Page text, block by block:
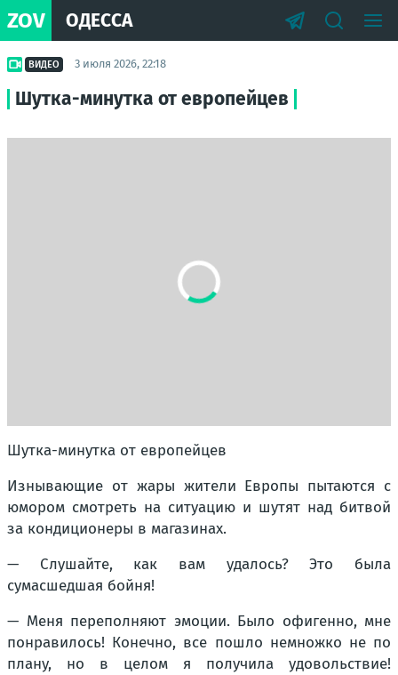
ZOV ОДЕССА
ВИДЕО 3 июля 2026, 22:18
Шутка-минутка от европейцев
Шутка-минутка от европейцев
Изнывающие от жары жители Европы пытаются с
юмором смотреть на ситуацию и шутят над битвой
за кондиционеры в магазинах.
— Слушайте, как вам удалось? Это была
сумасшедшая бойня!
— Меня переполняют эмоции. Было офигенно, мне
понравилось! Конечно, все пошло немножко не по
плану, но в целом я получила удовольствие!